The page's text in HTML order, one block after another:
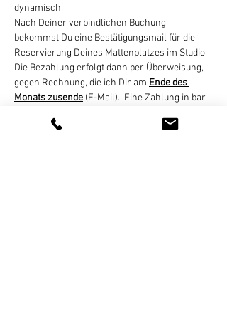
dynamisch.
Nach Deiner verbindlichen Buchung,
bekommst Du eine Bestätigungsmail für die
Reservierung Deines Mattenplatzes im Studio.
Die Bezahlung erfolgt dann per Überweisung,
gegen Rechnung, die ich Dir am Ende des
Monats zusende (E-Mail).  Eine Zahlung in bar
Eine Stornierung des gebuchten Termins ist